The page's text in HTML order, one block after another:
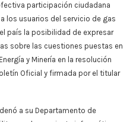
participación ciudadana
los usuarios del servicio de gas
país la posibilidad de expresar
sobre las cuestiones puestas en
y Minería en la resolución
Oficial y firmada por el titular
a su Departamento de